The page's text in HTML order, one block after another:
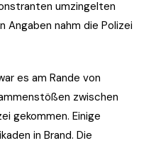
umzingelten
Angaben nahm die Polizei
es am Rande von
zwischen
gekommen. Einige
in Brand. Die